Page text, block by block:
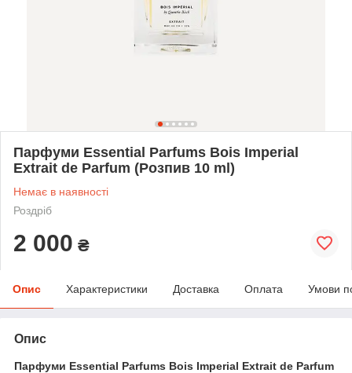
Парфуми Essential Parfums Bois Imperial
Extrait de Parfum (Розпив 10 ml)
Немає в наявності
Роздріб
2 000 ₴
Опис Характеристики Доставка Оплата Умови
Опис
Парфуми Essential Parfums Bois Imperial Extrait de Parfum